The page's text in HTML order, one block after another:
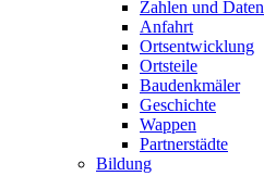
Zahlen und Daten
Anfahrt
Ortsentwicklung
Ortsteile
Baudenkmäler
Geschichte
Wappen
Partnerstädte
Bildung